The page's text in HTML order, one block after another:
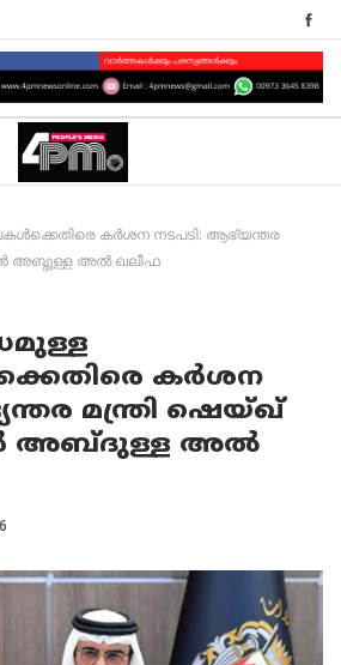
കർശന നടപടി: ആഭ്യന്തര
അബ്ദുള്ള അൽ ഖലീഫ
കർശന
മന്ത്രി ഷെയ്ഖ്
അബ്ദുള്ള അൽ